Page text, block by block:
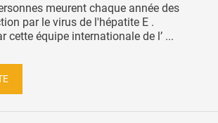
meurent chaque année des
par le virus de l'hépatite E .
cette équipe internationale de l’ ...